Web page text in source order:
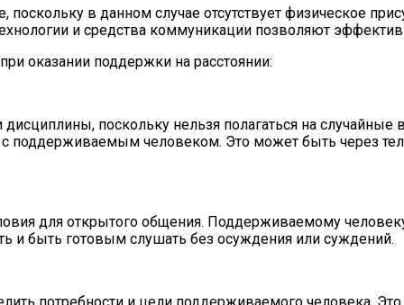
в данном случае отсутствует физическое
и средства коммуникации позволяют
оказании поддержки на расстоянии:
поскольку нельзя полагаться на
поддерживаемым человеком. Это может быть через
для открытого общения. Поддерживаемому
и быть готовым слушать без осуждения или суждений.
потребности и цели поддерживаемого человека.